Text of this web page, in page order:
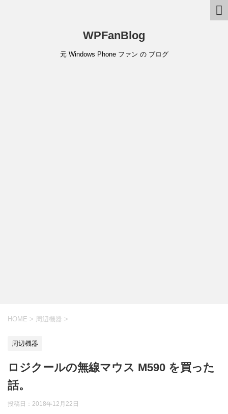
WPFanBlog
元 Windows Phone ファン の ブログ
HOME > 周辺機器 >
周辺機器
ロジクールの無線マウス M590 を買った
話。
投稿日：2018年12月22日